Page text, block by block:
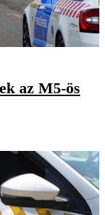
az M5-ös